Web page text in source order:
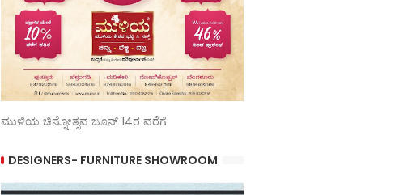
ಮುಳಿಯ ಚಿನ್ನೋತ್ಸವ ಜೂನ್ 14ರ ವರೆಗೆ
DESIGNERS- FURNITURE SHOWROOM